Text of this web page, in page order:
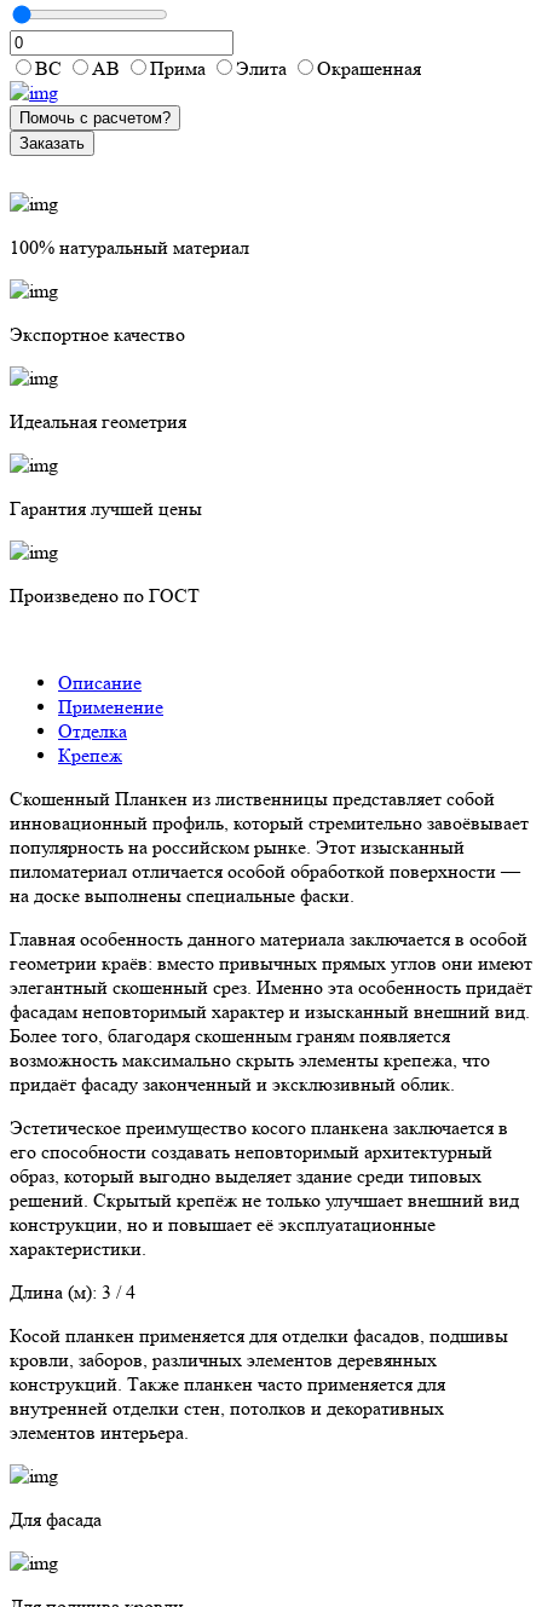
ВС АВ Прима Элита Окрашенная
Помочь с расчетом?
Заказать
100% натуральный материал
Экспортное качество
Идеальная геометрия
Гарантия лучшей цены
Произведено по ГОСТ
Описание
Применение
Отделка
Крепеж
Скошенный Планкен из лиственницы представляет собой
инновационный профиль, который стремительно завоёвывает
популярность на российском рынке. Этот изысканный
пиломатериал отличается особой обработкой поверхности —
на доске выполнены специальные фаски.
Главная особенность данного материала заключается в особой
геометрии краёв: вместо привычных прямых углов они имеют
элегантный скошенный срез. Именно эта особенность придаёт
фасадам неповторимый характер и изысканный внешний вид.
Более того, благодаря скошенным граням появляется
возможность максимально скрыть элементы крепежа, что
придаёт фасаду законченный и эксклюзивный облик.
Эстетическое преимущество косого планкена заключается в
его способности создавать неповторимый архитектурный
образ, который выгодно выделяет здание среди типовых
решений. Скрытый крепёж не только улучшает внешний вид
конструкции, но и повышает её эксплуатационные
характеристики.
Длина (м): 3 / 4
Косой планкен применяется для отделки фасадов, подшивы
кровли, заборов, различных элементов деревянных
конструкций. Также планкен часто применяется для
внутренней отделки стен, потолков и декоративных
элементов интерьера.
Для фасада